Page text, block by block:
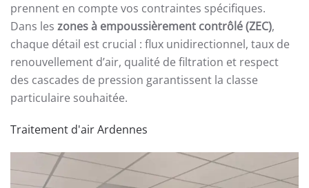
prennent en compte vos contraintes spécifiques.
Dans les zones à empoussièrement contrôlé (ZEC),
chaque détail est crucial : flux unidirectionnel, taux de
renouvellement d’air, qualité de filtration et respect
des cascades de pression garantissent la classe
particulaire souhaitée.
Traitement d'air Ardennes